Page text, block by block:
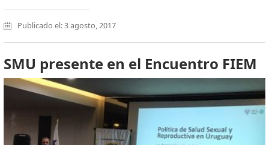
Publicado el: 3 agosto, 2017
SMU presente en el Encuentro FIEM